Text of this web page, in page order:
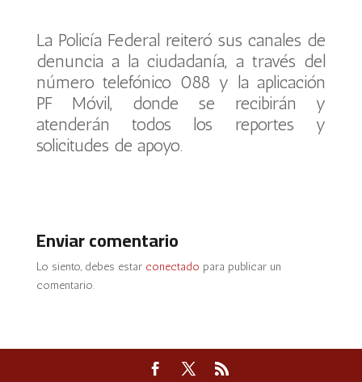
La Policía Federal reiteró sus canales de
denuncia a la ciudadanía, a través del
número telefónico 088 y la aplicación
PF Móvil, donde se recibirán y
atenderán todos los reportes y
solicitudes de apoyo.
Enviar comentario
Lo siento, debes estar conectado para publicar un
comentario.